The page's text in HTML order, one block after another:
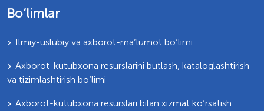
Bo‘limlar
Ilmiy-uslubiy va axborot-ma’lumot bo‘limi
Axborot-kutubxona resurslarini butlash, kataloglashtirish
va tizimlashtirish bo‘limi
Axborot-kutubxona resurslari bilan xizmat ko‘rsatish